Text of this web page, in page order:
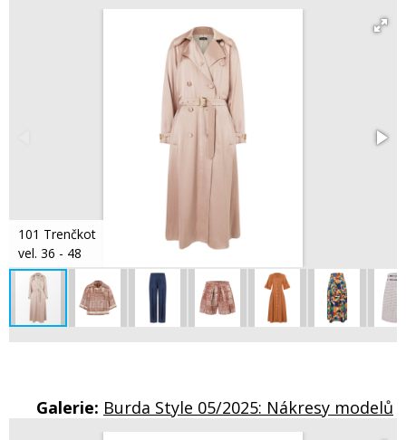
101 Trenčkot
vel. 36 - 48
Galerie: Burda Style 05/2025: Nákresy modelů